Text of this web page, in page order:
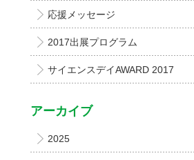
応援メッセージ
2017出展プログラム
サイエンスデイAWARD 2017
アーカイブ
2025